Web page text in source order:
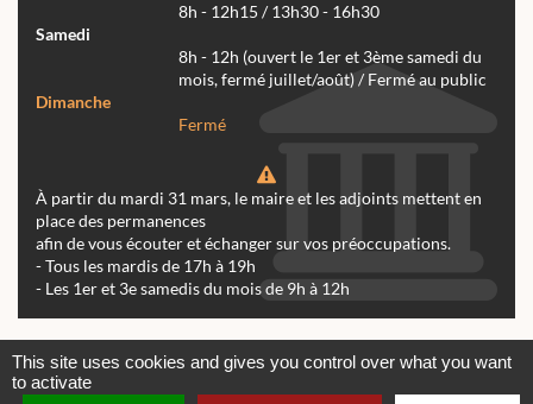
8h - 12h15 / 13h30 - 16h30
Samedi
8h - 12h (ouvert le 1er et 3ème samedi du
mois, fermé juillet/août) / Fermé au public
Dimanche
Fermé
À partir du mardi 31 mars, le maire et les adjoints mettent en
place des permanences
afin de vous écouter et échanger sur vos préoccupations.
- Tous les mardis de 17h à 19h
- Les 1er et 3e samedis du mois de 9h à 12h
Contactez-nous
Mentions légales
This site uses cookies and gives you control over what you want
to activate